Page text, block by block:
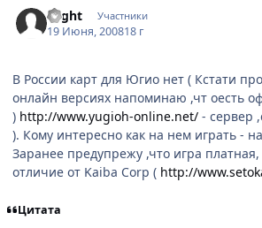
wight Участники
19 Июня, 200818 г
В России карт для Югио нет ( Кстати
онлайн версиях напоминаю ,чт оесть
) http://www.yugioh-online.net/ - сервер
). Кому интересно как на нем играть -
Заранее предупрежу ,что игра
отличие от Kaiba Corp ( http://
Цитата